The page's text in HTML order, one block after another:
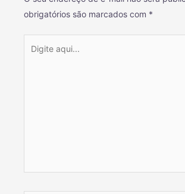
obrigatórios são marcados com *